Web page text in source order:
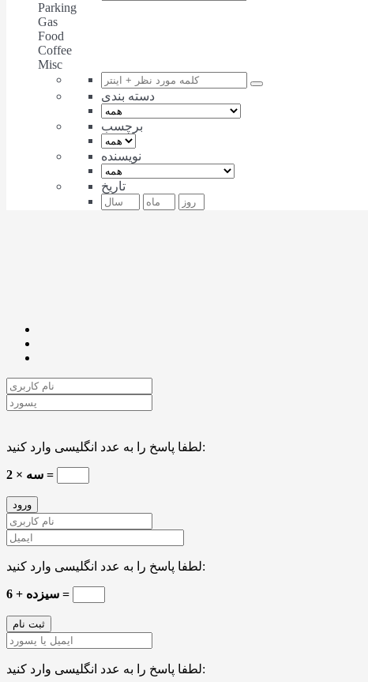
Parking
Gas
Food
Coffee
Misc
دسته بندی
برچسب
نویسنده
تاریخ
لطفا پاسخ را به عدد انگلیسی وارد کنید:
سه × 2 =
لطفا پاسخ را به عدد انگلیسی وارد کنید:
6 + سیزده =
لطفا پاسخ را به عدد انگلیسی وارد کنید: